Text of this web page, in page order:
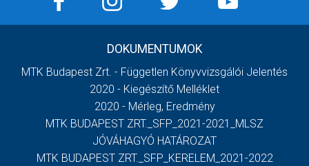
DOKUMENTUMOK
MTK Budapest Zrt. - Független Könyvvizsgálói Jelentés
2020 - Kiegészítő Melléklet
2020 - Mérleg, Eredmény
MTK BUDAPEST ZRT._SFP_2021-2021_MLSZ
JÓVÁHAGYÓ HATÁROZAT
MTK BUDAPEST ZRT._SFP_KERELEM_2021-2022